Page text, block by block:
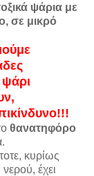
ψάρια με
σε μικρό
ψάρι
θανατηφόρο
κυρίως
έχει